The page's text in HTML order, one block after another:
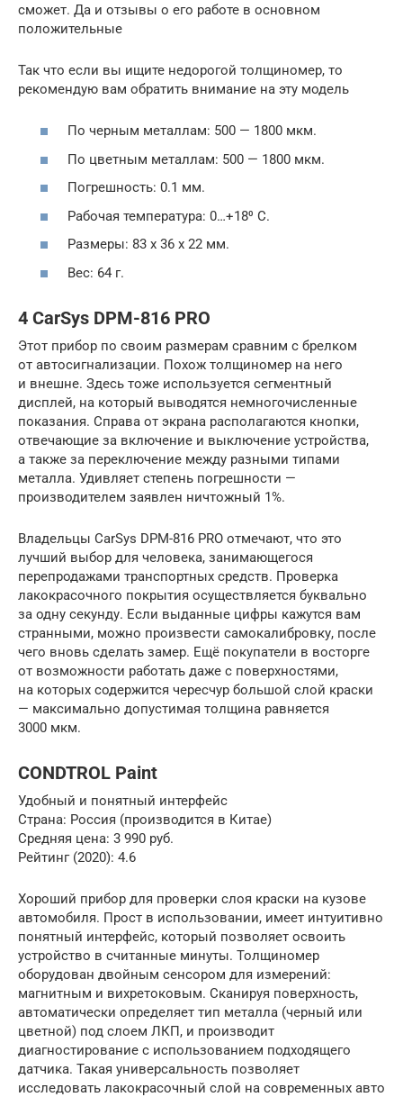
сможет. Да и отзывы о его работе в основном
положительные
Так что если вы ищите недорогой толщиномер, то
рекомендую вам обратить внимание на эту модель
По черным металлам: 500 — 1800 мкм.
По цветным металлам: 500 — 1800 мкм.
Погрешность: 0.1 мм.
Рабочая температура: 0…+18⁰ С.
Размеры: 83 х 36 х 22 мм.
Вес: 64 г.
4 CarSys DPM-816 PRO
Этот прибор по своим размерам сравним с брелком
от автосигнализации. Похож толщиномер на него
и внешне. Здесь тоже используется сегментный
дисплей, на который выводятся немногочисленные
показания. Справа от экрана располагаются кнопки,
отвечающие за включение и выключение устройства,
а также за переключение между разными типами
металла. Удивляет степень погрешности —
производителем заявлен ничтожный 1%.
Владельцы CarSys DPM-816 PRO отмечают, что это
лучший выбор для человека, занимающегося
перепродажами транспортных средств. Проверка
лакокрасочного покрытия осуществляется буквально
за одну секунду. Если выданные цифры кажутся вам
странными, можно произвести самокалибровку, после
чего вновь сделать замер. Ещё покупатели в восторге
от возможности работать даже с поверхностями,
на которых содержится чересчур большой слой краски
— максимально допустимая толщина равняется
3000 мкм.
CONDTROL Paint
Удобный и понятный интерфейс
Страна: Россия (производится в Китае)
Средняя цена: 3 990 руб.
Рейтинг (2020): 4.6
Хороший прибор для проверки слоя краски на кузове
автомобиля. Прост в использовании, имеет интуитивно
понятный интерфейс, который позволяет освоить
устройство в считанные минуты. Толщиномер
оборудован двойным сенсором для измерений:
магнитным и вихретоковым. Сканируя поверхность,
автоматически определяет тип металла (черный или
цветной) под слоем ЛКП, и производит
диагностирование с использованием подходящего
датчика. Такая универсальность позволяет
исследовать лакокрасочный слой на современных авто